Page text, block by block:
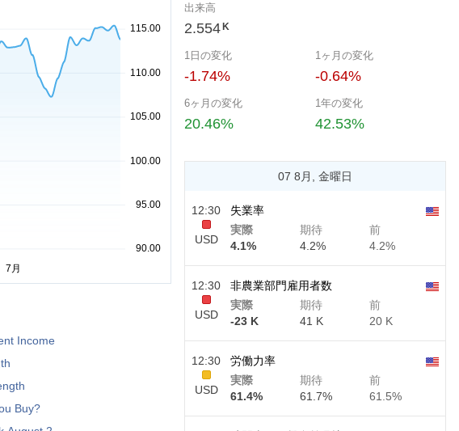
Income
Buy?
出来高
2.554 K
1日の変化
-1.74%
1ヶ月の変化
-0.64%
6ヶ月の変化
20.46%
1年の変化
42.53%
07 8月, 金曜日
12:30
USD
失業率
実際
4.1%
期待
4.2%
前
4.2%
12:30
USD
非農業部門雇用者数
実際
-23 K
期待
41 K
前
20 K
12:30
USD
労働力率
実際
61.4%
期待
61.7%
前
61.5%